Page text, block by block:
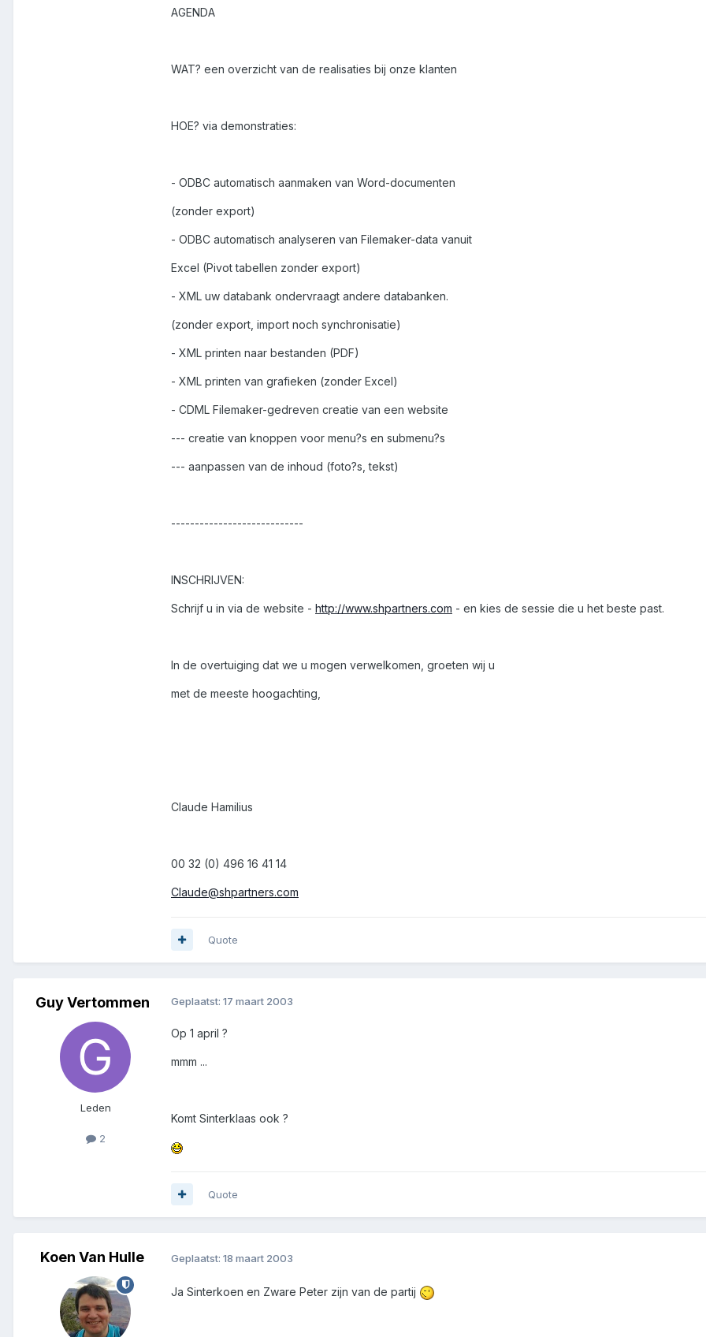
AGENDA
WAT? een overzicht van de realisaties bij onze klanten
HOE? via demonstraties:
- ODBC automatisch aanmaken van Word-documenten
(zonder export)
- ODBC automatisch analyseren van Filemaker-data vanuit
Excel (Pivot tabellen zonder export)
- XML uw databank ondervraagt andere databanken.
(zonder export, import noch synchronisatie)
- XML printen naar bestanden (PDF)
- XML printen van grafieken (zonder Excel)
- CDML Filemaker-gedreven creatie van een website
--- creatie van knoppen voor menu?s en submenu?s
--- aanpassen van de inhoud (foto?s, tekst)
----------------------------
INSCHRIJVEN:
Schrijf u in via de website - http://www.shpartners.com - en kies de sessie die u het beste past.
In de overtuiging dat we u mogen verwelkomen, groeten wij u
met de meeste hoogachting,
Claude Hamilius
00 32 (0) 496 16 41 14
Claude@shpartners.com
Quote
Guy Vertommen
Leden
2
Geplaatst: 17 maart 2003
Op 1 april ?
mmm ...
Komt Sinterklaas ook ?
Quote
Koen Van Hulle Geplaatst: 18 maart 2003
Ja Sinterkoen en Zware Peter zijn van de partij